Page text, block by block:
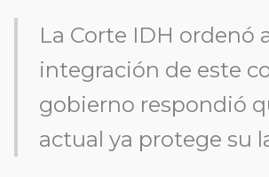
La Corte IDH ordenó
integración de este
gobierno respondió
actual ya protege su